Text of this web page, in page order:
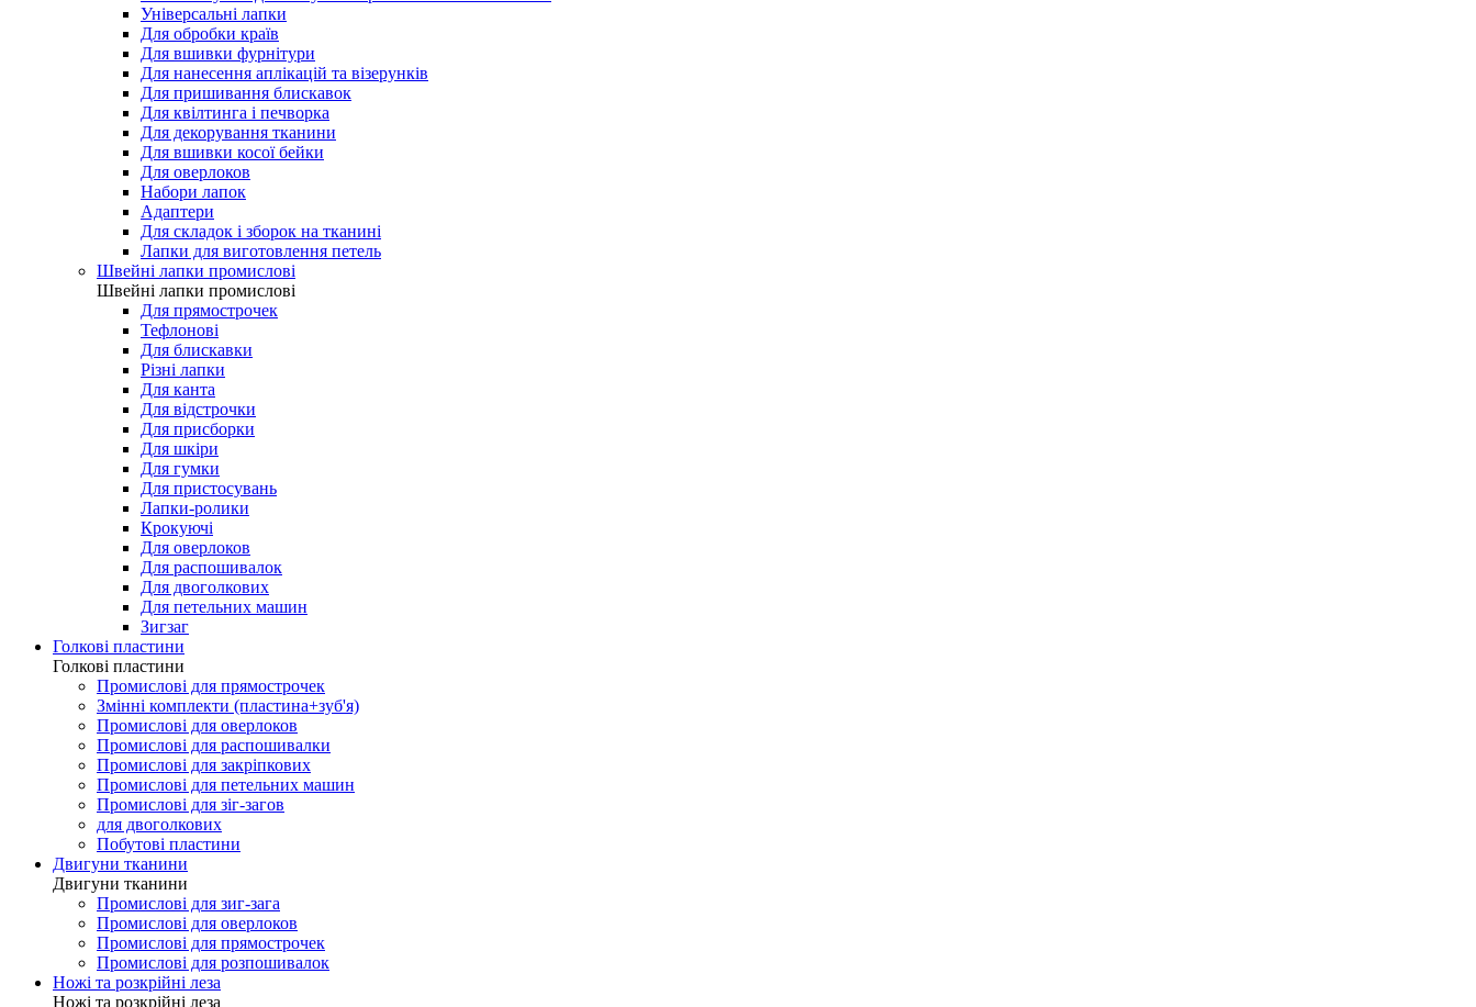
Лапки для побутових машин
Лапки для побутових машин
Обкантовувачі для побутових розпошивальних машин
Універсальні лапки
Для обробки країв
Для вшивки фурнітури
Для нанесення аплікацій та візерунків
Для пришивання блискавок
Для квілтинга і печворка
Для декорування тканини
Для вшивки косої бейки
Для оверлоков
Набори лапок
Адаптери
Для складок і зборок на тканині
Лапки для виготовлення петель
Швейні лапки промислові
Швейні лапки промислові
Для прямострочек
Тефлонові
Для блискавки
Різні лапки
Для канта
Для відстрочки
Для присборки
Для шкіри
Для гумки
Для пристосувань
Лапки-ролики
Крокуючі
Для оверлоков
Для распошивалок
Для двоголкових
Для петельних машин
Зигзаг
Голкові пластини
Голкові пластини
Промислові для прямострочек
Змінні комплекти (пластина+зуб'я)
Промислові для оверлоков
Промислові для распошивалки
Промислові для закріпкових
Промислові для петельних машин
Промислові для зіг-загов
для двоголкових
Побутові пластини
Двигуни тканини
Двигуни тканини
Промислові для зиг-зага
Промислові для оверлоков
Промислові для прямострочек